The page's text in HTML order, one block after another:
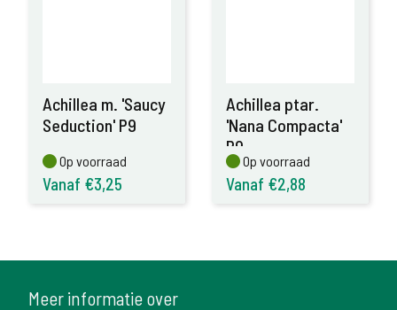
Achillea m. 'Saucy
Seduction' P9
Op voorraad
Op voorraad
Vanaf €3,25
Achillea ptar.
'Nana Compacta'
P9
Op voorraad
Op voorraad
Vanaf €2,88
Meer informatie over